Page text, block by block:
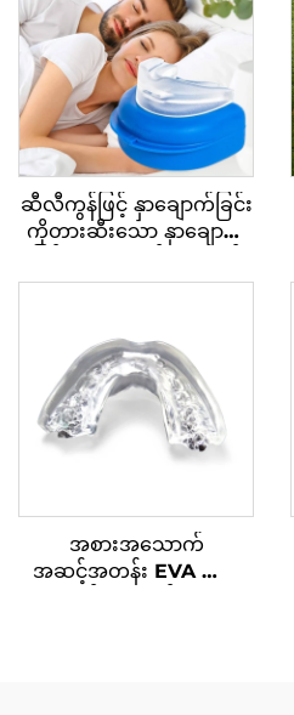
ဆီလီကွန်ဖြင့် နှာချောက်ခြင်း
ကိုတားဆီးသော နှာချောက်
ပါးစပ်ထည့်ပစ္စည်း၊ အိပ်နေ
ကွယ်ပေးသည့်ပစ္စည်း၊
သွားကြိတ်ခြင်းကိုကာကွယ်
ပေးသည့်ပလုတ်၊ အိပ်စက်
ခြင်းအတွက်ကူညီပေးသည့်
ပစ္စည်း၊ ကျန်းမာရေး
သည့်ပစ္စည်း
အစားအသောက်
အဆင့်အတန်း EVA သွား